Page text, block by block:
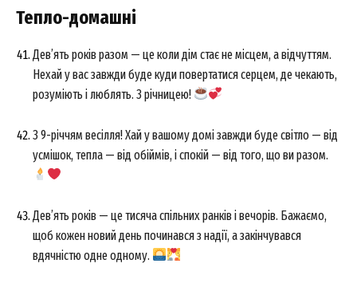
Тепло-домашні
Дев’ять років разом — це коли дім стає не місцем, а відчуттям.
Нехай у вас завжди буде куди повертатися серцем, де чекають,
розуміють і люблять. З річницею!
З 9-річчям весілля! Хай у вашому домі завжди буде світло — від
усмішок, тепла — від обіймів, і спокій — від того, що ви разом.
Дев’ять років — це тисяча спільних ранків і вечорів. Бажаємо,
щоб кожен новий день починався з надії, а закінчувався
вдячністю одне одному.